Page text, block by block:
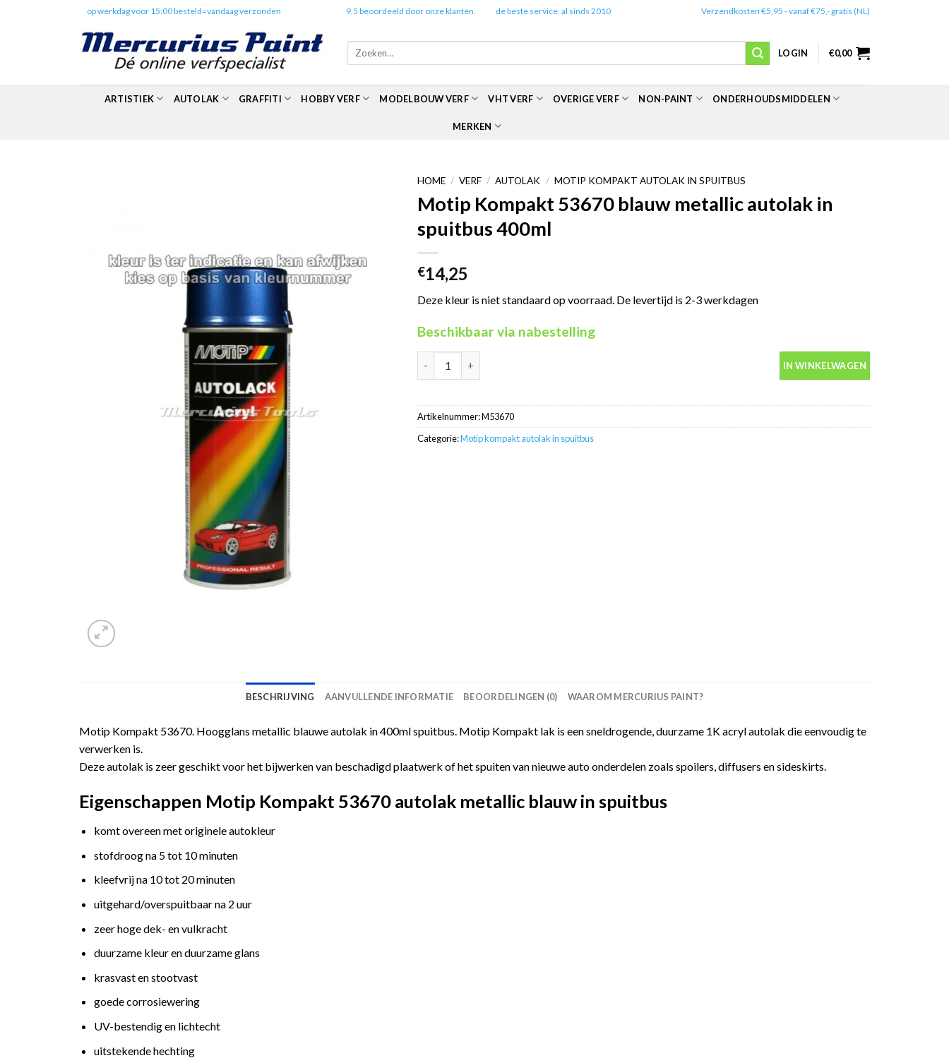
op werkdag voor 15:00 besteld=vandaag verzonden 9.5 beoordeeld door onze klanten. de beste service, al sinds 2010 Verzendkosten €5,95 - vanaf €75,- gratis (NL)
Zoeken
LOGIN €0,00
ARTISTIEK AUTOLAK GRAFFITI HOBBY VERF MODELBOUW VERF VHT VERF OVERIGE VERF NON-PAINT ONDERHOUDSMIDDELEN
MERKEN
HOME / VERF / AUTOLAK / MOTIP KOMPAKT AUTOLAK IN SPUITBUS
Motip Kompakt 53670 blauw metallic autolak in
spuitbus 400ml
€14,25
Deze kleur is niet standaard op voorraad. De levertijd is 2-3 werkdagen
Beschikbaar via nabestelling
IN WINKELWAGEN
Artikelnummer:M53670
Categorie:Motip kompakt autolak in spuitbus
BESCHRIJVING AANVULLENDE INFORMATIE BEOORDELINGEN (0) WAAROM MERCURIUS PAINT?
Motip Kompakt 53670. Hoogglans metallic blauwe autolak in 400ml spuitbus. Motip Kompakt lak is een sneldrogende, duurzame 1K acryl autolak die eenvoudig te
verwerken is.
Deze autolak is zeer geschikt voor het bijwerken van beschadigd plaatwerk of het spuiten van nieuwe auto onderdelen zoals spoilers, diffusers en sideskirts.
Eigenschappen Motip Kompakt 53670 autolak metallic blauw in spuitbus
komt overeen met originele autokleur
stofdroog na 5 tot 10 minuten
kleefvrij na 10 tot 20 minuten
uitgehard/overspuitbaar na 2 uur
zeer hoge dek- en vulkracht
duurzame kleur en duurzame glans
krasvast en stootvast
goede corrosiewering
UV-bestendig en lichtecht
uitstekende hechting